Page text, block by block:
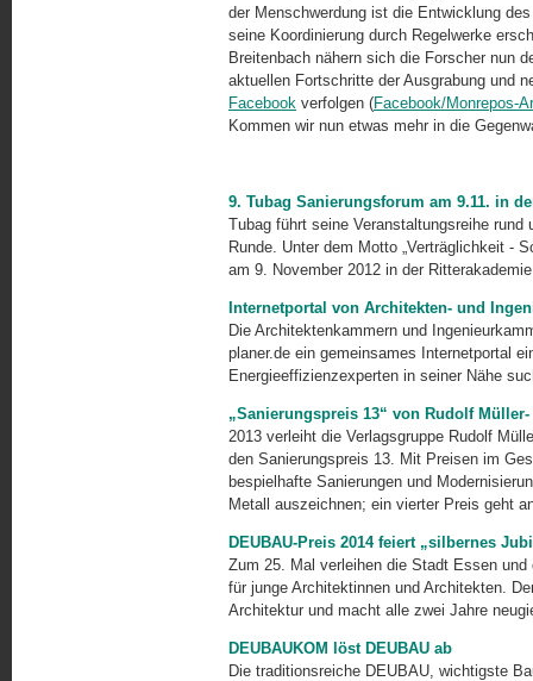
der Menschwerdung ist die Entwicklung
seine Koordinierung durch Regelwerke
Breitenbach nähern sich die Forscher nun
aktuellen Fortschritte der Ausgrabung und
Facebook verfolgen (Facebook/Monrepos-
Kommen wir nun etwas mehr in die
9. Tubag Sanierungsforum am 9.11. in
Tubag führt seine Veranstaltungsreihe
Runde. Unter dem Motto „Verträglichkeit -
am 9. November 2012 in der
Internetportal von Architekten- und
Die Architektenkammern und
planer.de ein gemeinsames Internetportal
Energieeffizienzexperten in seiner Nähe
„Sanierungspreis 13“ von Rudolf
2013 verleiht die Verlagsgruppe Rudolf
den Sanierungspreis 13. Mit Preisen im
bespielhafte Sanierungen und
Metall auszeichnen; ein vierter Preis geht
DEUBAU-Preis 2014 feiert „silbernes
Zum 25. Mal verleihen die Stadt Essen
für junge Architektinnen und Architekten.
Architektur und macht alle zwei Jahre
DEUBAUKOM löst DEUBAU ab
Die traditionsreiche DEUBAU, wichtigste